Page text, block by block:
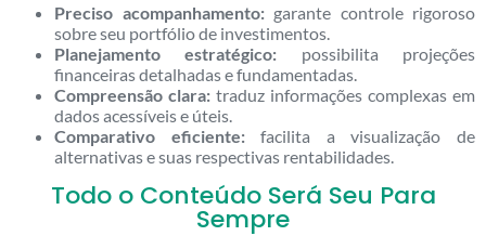
Preciso acompanhamento:garante controle rigoroso
sobre seu portfólio de investimentos.
Planejamento estratégico: possibilita projeções
financeiras detalhadas e fundamentadas.
Compreensão clara: traduz informações complexas em
dados acessíveis e úteis.
Comparativo eficiente:facilita a visualização de
alternativas e suas respectivas rentabilidades.
Todo o Conteúdo Será Seu Para
Sempre